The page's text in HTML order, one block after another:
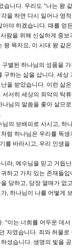
니다. 우리도 “나는 왕
을 하면 다시 일어나 영
야 하겠습니다. 때를 얻
람을 위해 신실하게 중
목자요, 이 시대 왕 같
별된 하나님의 성품을
하는 삶을 삽니다. 세상
을 받았습니다. 이런 삶
서히 세상의 죄악의 탁
님의 말씀을 좇아 살므
의 보배피로 사시고, 하
럼 하나님은 우리를 독
를 바라시고, 우리 인생
라, 예수님을 믿고 거듭
하고 가치 있는 존재들
당하고, 당장 열매가 없
, 하나님이 나를 어떻게
“이는 너희를 어두운 데
자였습니다. 죄와 허물
셨습니다. 생명의 빛을